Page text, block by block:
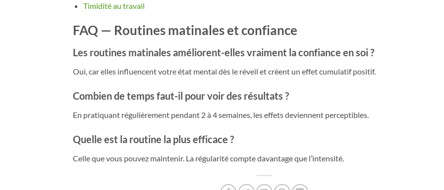
Timidité au travail
FAQ — Routines matinales et confiance
Les routines matinales améliorent-elles vraiment la confiance en soi ?
Oui, car elles influencent votre état mental dès le réveil et créent un effet cumulatif positif.
Combien de temps faut-il pour voir des résultats ?
En pratiquant régulièrement pendant 2 à 4 semaines, les effets deviennent perceptibles.
Quelle est la routine la plus efficace ?
Celle que vous pouvez maintenir. La régularité compte davantage que l’intensité.